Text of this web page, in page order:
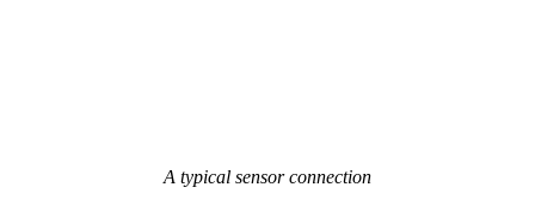
A typical sensor connection